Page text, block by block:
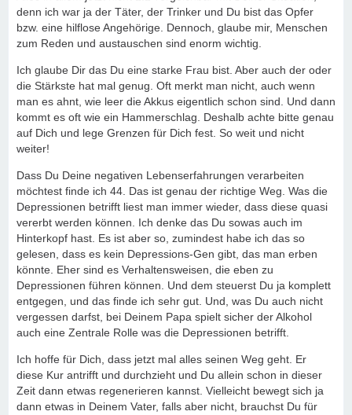
denn ich war ja der Täter, der Trinker und Du bist das Opfer
bzw. eine hilflose Angehörige. Dennoch, glaube mir, Menschen
zum Reden und austauschen sind enorm wichtig.
Ich glaube Dir das Du eine starke Frau bist. Aber auch der oder
die Stärkste hat mal genug. Oft merkt man nicht, auch wenn
man es ahnt, wie leer die Akkus eigentlich schon sind. Und dann
kommt es oft wie ein Hammerschlag. Deshalb achte bitte genau
auf Dich und lege Grenzen für Dich fest. So weit und nicht
weiter!
Dass Du Deine negativen Lebenserfahrungen verarbeiten
möchtest finde ich 44. Das ist genau der richtige Weg. Was die
Depressionen betrifft liest man immer wieder, dass diese quasi
vererbt werden können. Ich denke das Du sowas auch im
Hinterkopf hast. Es ist aber so, zumindest habe ich das so
gelesen, dass es kein Depressions-Gen gibt, das man erben
könnte. Eher sind es Verhaltensweisen, die eben zu
Depressionen führen können. Und dem steuerst Du ja komplett
entgegen, und das finde ich sehr gut. Und, was Du auch nicht
vergessen darfst, bei Deinem Papa spielt sicher der Alkohol
auch eine Zentrale Rolle was die Depressionen betrifft.
Ich hoffe für Dich, dass jetzt mal alles seinen Weg geht. Er
diese Kur antrifft und durchzieht und Du allein schon in dieser
Zeit dann etwas regenerieren kannst. Vielleicht bewegt sich ja
dann etwas in Deinem Vater, falls aber nicht, brauchst Du für